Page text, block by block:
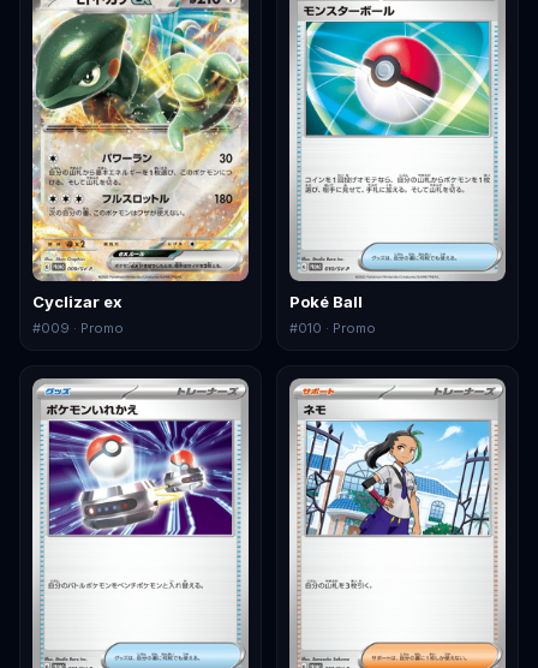
Cyclizar ex
#009 · Promo
Poké Ball
#010 · Promo